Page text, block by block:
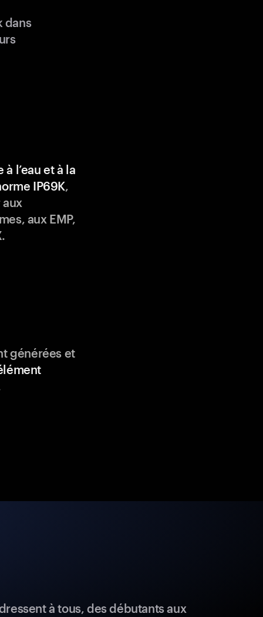
dans
à l’eau et à la
IP69K,
aux EMP,
générées et
à tous, des débutants aux